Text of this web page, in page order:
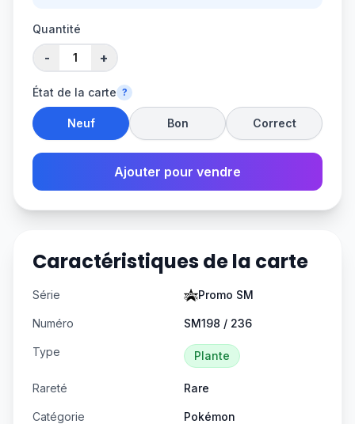
Quantité
- +
État de la carte ?
Neuf Bon Correct
Ajouter pour vendre
Caractéristiques de la carte
Série Promo SM
Numéro SM198 / 236
Type Plante
Rareté Rare
Catégorie Pokémon